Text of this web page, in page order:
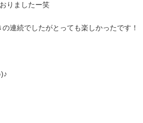
りましたー笑
連続でしたがとっても楽しかったです！